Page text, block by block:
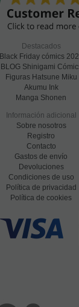
Destacados
Black Friday cómics
BLOG Shinigami
Figuras Hatsune Miku
Akumu Ink
Manga Shonen
Información adicional
Sobre nosotros
Registro
Contacto
Gastos de envío
Devoluciones
Condiciones de uso
Política de privacidad
Política de cookies